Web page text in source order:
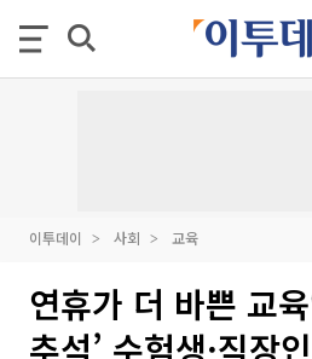
이투데이 사회 교육
연휴가 더 바쁜 교
추석’ 수험생·직장